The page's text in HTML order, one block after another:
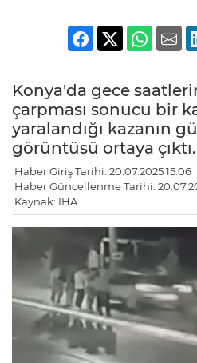
Konya'da gece
çarpması sonucu bir
yaralandığı kazanın
görüntüsü ortaya çıktı.
Haber Giriş Tarihi: 20.07.2025 15:06
Haber Güncellenme Tarihi:
Kaynak: İHA